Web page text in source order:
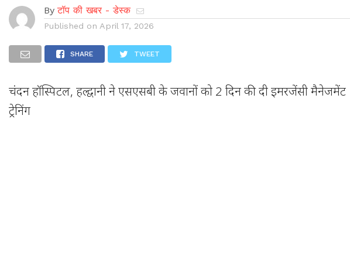
By टॉप की खबर - डेस्क
Published on April 17, 2026
SHARE TWEET
चंदन हॉस्पिटल, हल्द्वानी ने एसएसबी के जवानों को 2 दिन की दी इमरजेंसी मैनेजमेंट
ट्रेनिंग